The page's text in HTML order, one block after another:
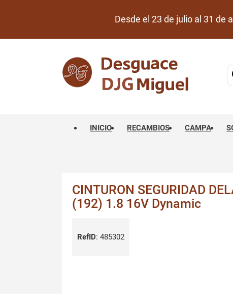
Desde el 23 de julio al 31 de
INICIO RECAMBIOS CAMPA
CINTURON SEGURIDAD
(192) 1.8 16V Dynamic
RefID: 485302